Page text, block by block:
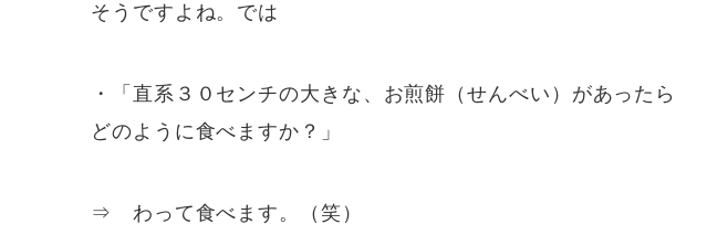
そうですよね。では
・「直系３０センチの大きな、お煎餅（せんべい）があったら
どのように食べますか？」
⇒ わって食べます。（笑）